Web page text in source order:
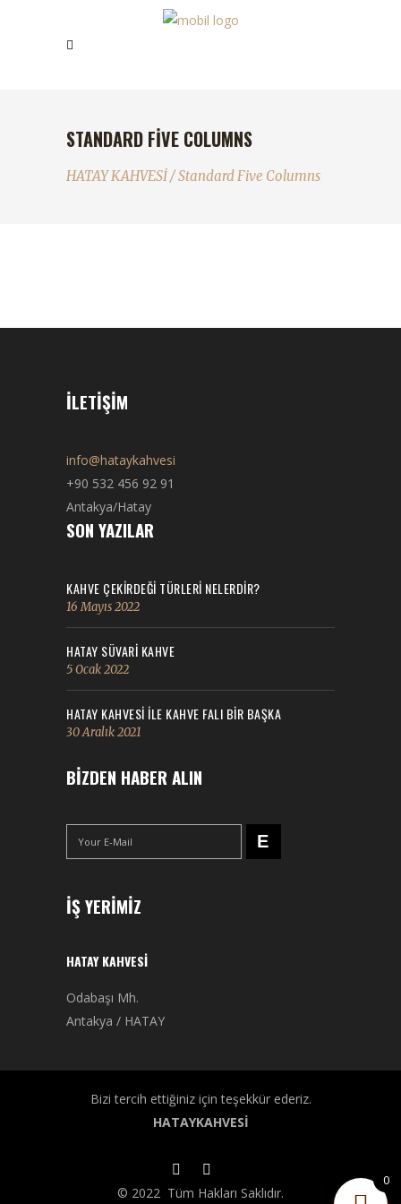
STANDARD FIVE COLUMNS
HATAY KAHVESİ/Standard Five Columns
İLETIŞIM
info@hataykahvesi
+90 532 456 92 91
Antakya/Hatay
SON YAZILAR
KAHVE ÇEKİRDEĞİ TÜRLERİ NELERDİR?
16 Mayıs 2022
HATAY SÜVARİ KAHVE
5 Ocak 2022
HATAY KAHVESI ILE KAHVE FALI BIR BAŞKA
30 Aralık 2021
BIZDEN HABER ALIN
İŞ YERIMIZ
HATAY KAHVESI
Odabaşı Mh.
Antakya / HATAY
Bizi tercih ettiğiniz için teşekkür ederiz.
HATAYKAHVESİ
© 2022 Tüm Hakları Saklıdır.
0